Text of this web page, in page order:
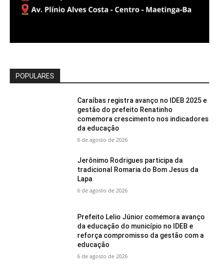
POPULARES
Caraíbas registra avanço no IDEB 2025 e
gestão do prefeito Renatinho
comemora crescimento nos indicadores
da educação
6 de agosto de 2026
Jerônimo Rodrigues participa da
tradicional Romaria do Bom Jesus da
Lapa
6 de agosto de 2026
Prefeito Lelio Júnior comemora avanço
da educação do município no IDEB e
reforça compromisso da gestão com a
educação
6 de agosto de 2026